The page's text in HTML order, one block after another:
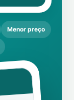
Menor preço